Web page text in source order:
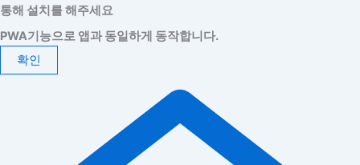
통해 설치를 해주세요
PWA기능으로 앱과 동일하게 동작합니다.
확인